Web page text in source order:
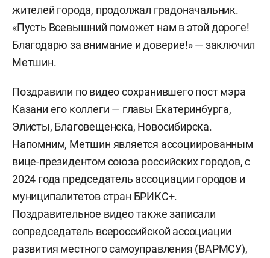
жителей города, продолжал градоначальник.
«Пусть Всевышний поможет нам в этой дороге!
Благодарю за внимание и доверие!» — заключил
Метшин.
Поздравили по видео сохранившего пост мэра
Казани его коллеги — главы Екатеринбурга,
Элисты, Благовещенска, Новосибирска.
Напомним, Метшин является ассоциированным
вице-президентом союза российских городов, с
2024 года председатель ассоциации городов и
муниципалитетов стран БРИКС+.
Поздравительное видео также записали
сопредседатель всероссийской ассоциации
развития местного самоуправления (ВАРМСУ),